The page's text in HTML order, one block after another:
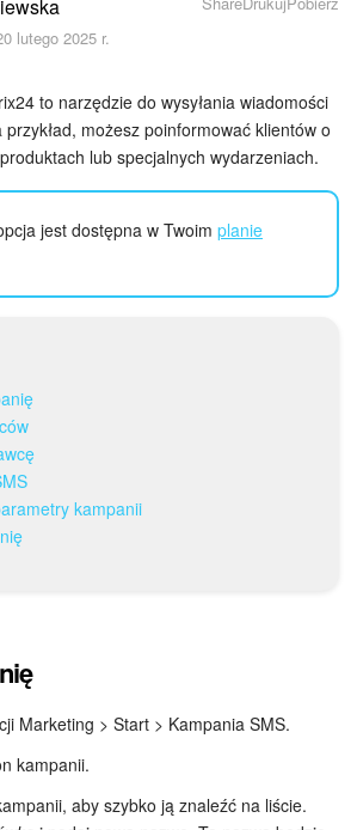
w Bitrix24
Bitrix24
lutego 2025 r.
to narzędzie do wysyłania wiadomości
możesz poinformować klientów o
lub specjalnych wydarzeniach.
jest dostępna w Twoim planie
kampanii
Marketing > Start > Kampania SMS.
kampanii.
aby szybko ją znaleźć na liście.